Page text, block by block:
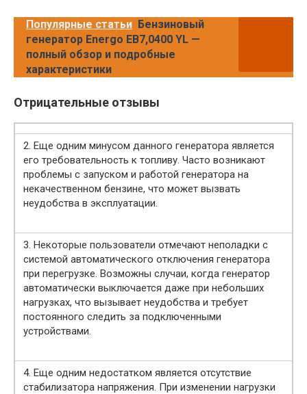
Популярные статьи Бензиновый
генератор Energo EB7,0400 YL —
полный обзор и подробные
характеристики
Отрицательные отзывы
2. Еще одним минусом данного генератора является
его требовательность к топливу. Часто возникают
проблемы с запуском и работой генератора на
некачественном бензине, что может вызвать
неудобства в эксплуатации.
3. Некоторые пользователи отмечают неполадки с
системой автоматического отключения генератора
при перегрузке. Возможны случаи, когда генератор
автоматически выключается даже при небольших
нагрузках, что вызывает неудобства и требует
постоянного следить за подключенными
устройствами.
4. Еще одним недостатком является отсутствие
стабилизатора напряжения. При изменении нагрузки